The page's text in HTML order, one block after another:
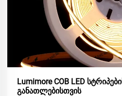
Lumimore COB LED
განათლებისთვის